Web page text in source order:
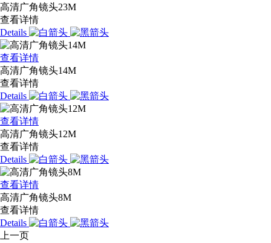
高清广角镜头23M
查看详情
Details
查看详情
高清广角镜头14M
查看详情
Details
查看详情
高清广角镜头12M
查看详情
Details
查看详情
高清广角镜头8M
查看详情
Details
上一页